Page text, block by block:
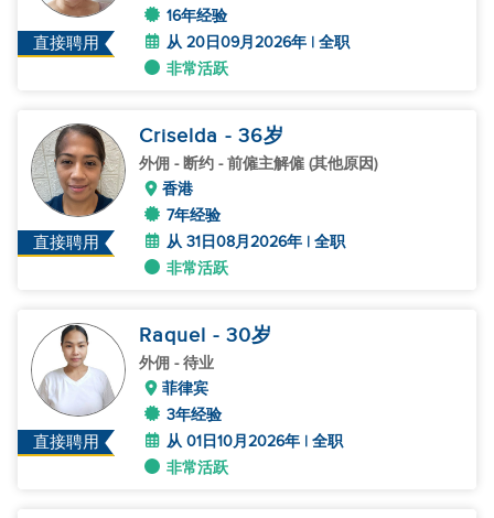
直接聘用
16年经验
从 20日09月2026年 | 全职
非常活跃
直接聘用
Criselda - 36岁
外佣 - 断约 - 前僱主解僱 (其他原因)
香港
7年经验
从 31日08月2026年 | 全职
非常活跃
直接聘用
Raquel - 30岁
外佣 - 待业
菲律宾
3年经验
从 01日10月2026年 | 全职
非常活跃